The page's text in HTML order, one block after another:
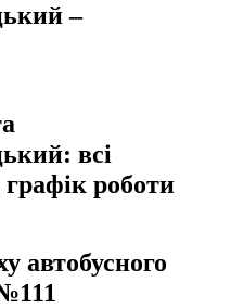
–
всі
графік роботи
автобусного